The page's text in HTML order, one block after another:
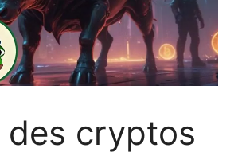
des cryptos